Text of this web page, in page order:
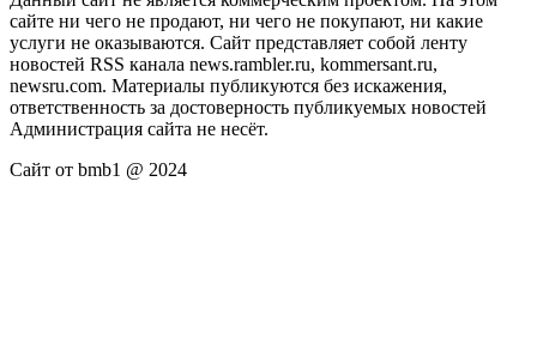
сайте ни чего не продают, ни чего не покупают, ни какие
услуги не оказываются. Сайт представляет собой ленту
новостей RSS канала news.rambler.ru, kommersant.ru,
newsru.com. Материалы публикуются без искажения,
ответственность за достоверность публикуемых новостей
Администрация сайта не несёт.
Сайт от bmb1 @ 2024